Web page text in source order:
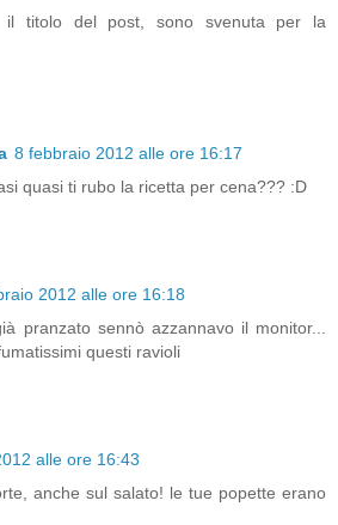
il titolo del post, sono svenuta per la
8 febbraio 2012 alle ore 16:17
quasi ti rubo la ricetta per cena??? :D
2012 alle ore 16:18
pranzato sennò azzannavo il monitor...
questi ravioli
alle ore 16:43
anche sul salato! le tue popette erano